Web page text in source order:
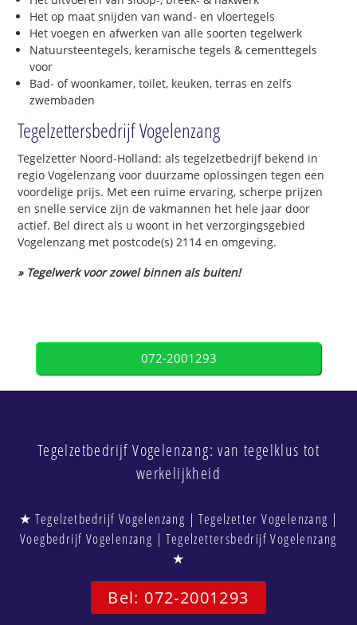
Het op maat snijden van wand- en vloertegels
Het voegen en afwerken van alle soorten tegelwerk
Natuursteentegels, keramische tegels & cementtegels
voor
Bad- of woonkamer, toilet, keuken, terras en zelfs
zwembaden
Tegelzettersbedrijf Vogelenzang
Tegelzetter Noord-Holland: als tegelzetbedrijf bekend in
regio Vogelenzang voor duurzame oplossingen tegen een
voordelige prijs. Met een ruime ervaring, scherpe prijzen
en snelle service zijn de vakmannen het hele jaar door
actief. Bel direct als u woont in het verzorgingsgebied
Vogelenzang met postcode(s) 2114 en omgeving.
» Tegelwerk voor zowel binnen als buiten!
072-2001293
Tegelzetbedrijf Vogelenzang: van tegelklus tot
werkelijkheid
★ Tegelzetbedrijf Vogelenzang | Tegelzetter Vogelenzang |
Voegbedrijf Vogelenzang | Tegelzettersbedrijf Vogelenzang
★
Bel: 072-2001293